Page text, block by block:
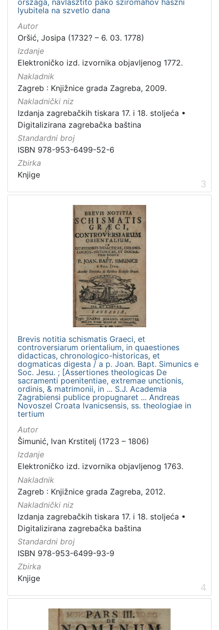
orszaga, navlasztito pako sziromahov haszni
lyubitela na szvetlo dana
Autor
Oršić, Josipa (1732? – 6. 03. 1778)
Izdanje
Elektroničko izd. izvornika objavljenog 1772.
Nakladnik
Zagreb : Knjižnice grada Zagreba, 2009.
Nakladnički niz
Izdanja zagrebačkih tiskara 17. i 18. stoljeća •
Digitalizirana zagrebačka baština
Standardni broj
ISBN 978-953-6499-52-6
Zbirka
Knjige
3
Brevis notitia schismatis Graeci, et
controversiarum orientalium, in quaestiones
didacticas, chronologico-historicas, et
dogmaticas digesta / a p. Joan. Bapt. Simunics e
Soc. Jesu. ; [Assertiones theologicas De
sacramenti poenitentiae, extremae unctionis,
ordinis, & matrimonii, in ... S.J. Academia
Zagrabiensi publice propugnaret ... Andreas
Novoszel Croata Ivanicsensis, ss. theologiae in
tertium
Autor
Šimunić, Ivan Krstitelj (1723 – 1806)
Izdanje
Elektroničko izd. izvornika objavljenog 1763.
Nakladnik
Zagreb : Knjižnice grada Zagreba, 2012.
Nakladnički niz
Izdanja zagrebačkih tiskara 17. i 18. stoljeća •
Digitalizirana zagrebačka baština
Standardni broj
ISBN 978-953-6499-93-9
Zbirka
Knjige
4